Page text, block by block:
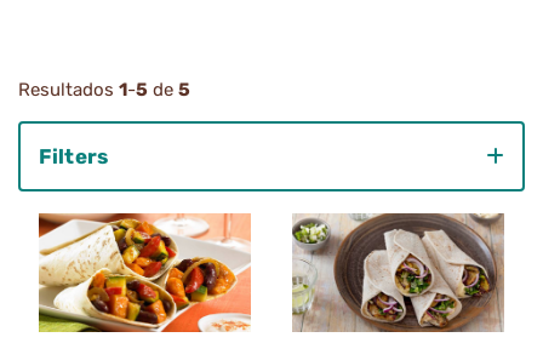
Resultados 1-5 de 5
Filters
Category